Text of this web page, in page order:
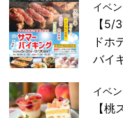
イベ
【
ドホ
バイ
イベ
【